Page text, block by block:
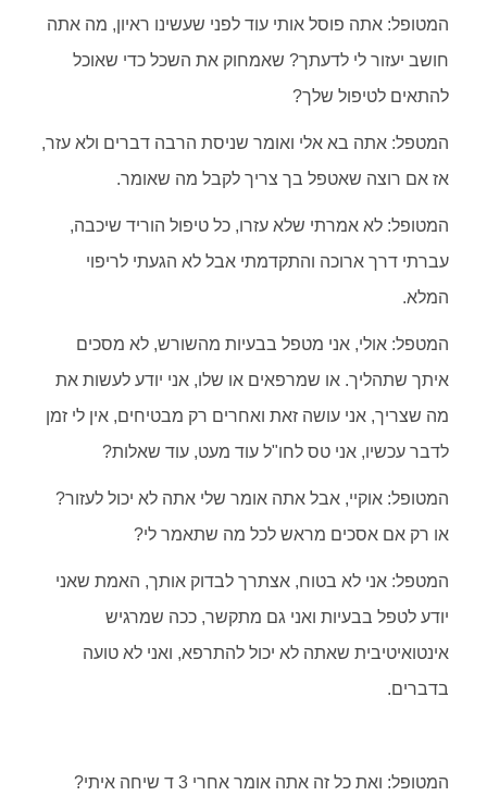
המטופל: אתה פוסל אותי עוד לפני שעשינו ראיון, מה אתה
חושב יעזור לי לדעתך? שאמחוק את השכל כדי שאוכל
להתאים לטיפול שלך?
המטפל: אתה בא אלי ואומר שניסת הרבה דברים ולא עזר,
אז אם רוצה שאטפל בך צריך לקבל מה שאומר.
המטופל: לא אמרתי שלא עזרו, כל טיפול הוריד שיכבה,
עברתי דרך ארוכה והתקדמתי אבל לא הגעתי לריפוי
המלא.
המטפל: אולי, אני מטפל בבעיות מהשורש, לא מסכים
איתך שתהליך. או שמרפאים או שלו, אני יודע לעשות את
מה שצריך, אני עושה זאת ואחרים רק מבטיחים, אין לי זמן
לדבר עכשיו, אני טס לחו"ל עוד מעט, עוד שאלות?
המטופל: אוקיי, אבל אתה אומר שלי אתה לא יכול לעזור?
או רק אם אסכים מראש לכל מה שתאמר לי?
המטפל: אני לא בטוח, אצתרך לבדוק אותך, האמת שאני
יודע לטפל בבעיות ואני גם מתקשר, ככה שמרגיש
אינטואיטיבית שאתה לא יכול להתרפא, ואני לא טועה
בדברים.
המטופל: ואת כל זה אתה אומר אחרי 3 ד שיחה איתי?